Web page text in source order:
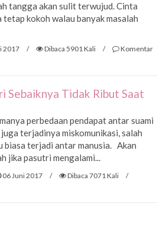
tangga akan sulit terwujud. Cinta
kokoh walau banyak masalah
2017 / Dibaca 5901 Kali /
Komentar
Sebaiknya Tidak Ribut Saat
perbedaan pendapat antar suami
terjadinya miskomunikasi, salah
biasa terjadi antar manusia. Akan
jika pasutri mengalami...
06 Juni 2017 / Dibaca 7071 Kali
/